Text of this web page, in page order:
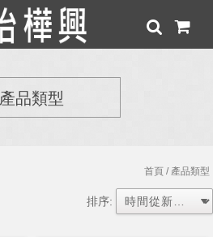
產品類型
首頁/ 產品類型
排序: